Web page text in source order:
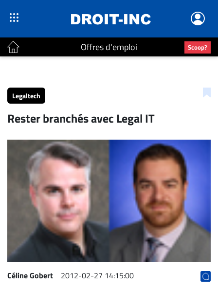
Offres d'emploi Scoop?
Accueil
Continu
Bureaux
Conseillers
Juridiques
Campus
Carrière
Archives
CARRIÈRE
ET
EMPLOIS
Legaltech
Rester branchés avec Legal IT
Céline Gobert 2012-02-27 14:15:00